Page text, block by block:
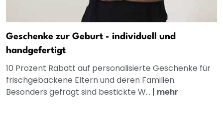
Geschenke zur Geburt - individuell und
handgefertigt
10 Prozent Rabatt auf personalisierte Geschenke für
frischgebackene Eltern und deren Familien.
Besonders gefragt sind bestickte W... | mehr